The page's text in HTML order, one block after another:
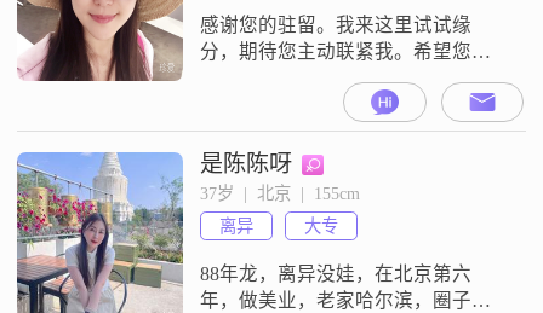
你！另外我喜欢带女朋友和家人旅
行
感谢您的驻留。我来这里试试缘
分，期待您主动联紧我。希望您的
事业不受地域限制，在海外仍有较
强的生存能力，我可以 base 在内
地、香港、北美～
是陈陈呀
37岁  |  北京  |  155cm
离异
大专
88年龙，离异没娃，在北京第六
年，做美业，老家哈尔滨，圈子小